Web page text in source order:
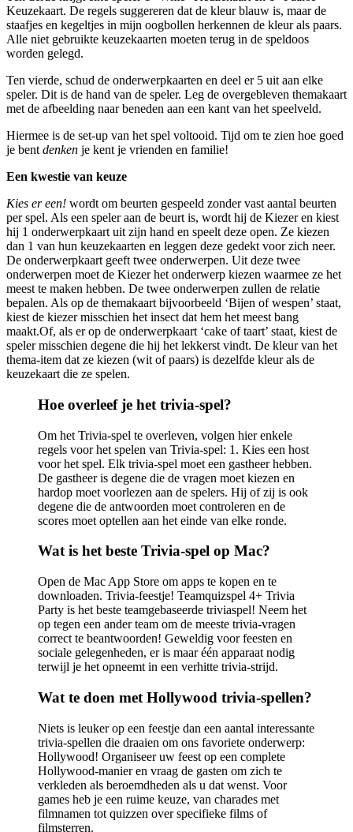
Keuzekaart. De regels suggereren dat de kleur blauw is, maar de
staafjes en kegeltjes in mijn oogbollen herkennen de kleur als paars.
Alle niet gebruikte keuzekaarten moeten terug in de speldoos
worden gelegd.
Ten vierde, schud de onderwerpkaarten en deel er 5 uit aan elke
speler. Dit is de hand van de speler. Leg de overgebleven themakaart
met de afbeelding naar beneden aan een kant van het speelveld.
Hiermee is de set-up van het spel voltooid. Tijd om te zien hoe goed
je bent denken je kent je vrienden en familie!
Een kwestie van keuze
Kies er een! wordt om beurten gespeeld zonder vast aantal beurten
per spel. Als een speler aan de beurt is, wordt hij de Kiezer en kiest
hij 1 onderwerpkaart uit zijn hand en speelt deze open. Ze kiezen
dan 1 van hun keuzekaarten en leggen deze gedekt voor zich neer.
De onderwerpkaart geeft twee onderwerpen. Uit deze twee
onderwerpen moet de Kiezer het onderwerp kiezen waarmee ze het
meest te maken hebben. De twee onderwerpen zullen de relatie
bepalen. Als op de themakaart bijvoorbeeld ‘Bijen of wespen’ staat,
kiest de kiezer misschien het insect dat hem het meest bang
maakt.Of, als er op de onderwerpkaart ‘cake of taart’ staat, kiest de
speler misschien degene die hij het lekkerst vindt. De kleur van het
thema-item dat ze kiezen (wit of paars) is dezelfde kleur als de
keuzekaart die ze spelen.
Hoe overleef je het trivia-spel?
Om het Trivia-spel te overleven, volgen hier enkele
regels voor het spelen van Trivia-spel: 1. Kies een host
voor het spel. Elk trivia-spel moet een gastheer hebben.
De gastheer is degene die de vragen moet kiezen en
hardop moet voorlezen aan de spelers. Hij of zij is ook
degene die de antwoorden moet controleren en de
scores moet optellen aan het einde van elke ronde.
Wat is het beste Trivia-spel op Mac?
Open de Mac App Store om apps te kopen en te
downloaden. Trivia-feestje! Teamquizspel 4+ Trivia
Party is het beste teamgebaseerde triviaspel! Neem het
op tegen een ander team om de meeste trivia-vragen
correct te beantwoorden! Geweldig voor feesten en
sociale gelegenheden, er is maar één apparaat nodig
terwijl je het opneemt in een verhitte trivia-strijd.
Wat te doen met Hollywood trivia-spellen?
Niets is leuker op een feestje dan een aantal interessante
trivia-spellen die draaien om ons favoriete onderwerp:
Hollywood! Organiseer uw feest op een complete
Hollywood-manier en vraag de gasten om zich te
verkleden als beroemdheden als u dat wenst. Voor
games heb je een ruime keuze, van charades met
filmnamen tot quizzen over specifieke films of
filmsterren.